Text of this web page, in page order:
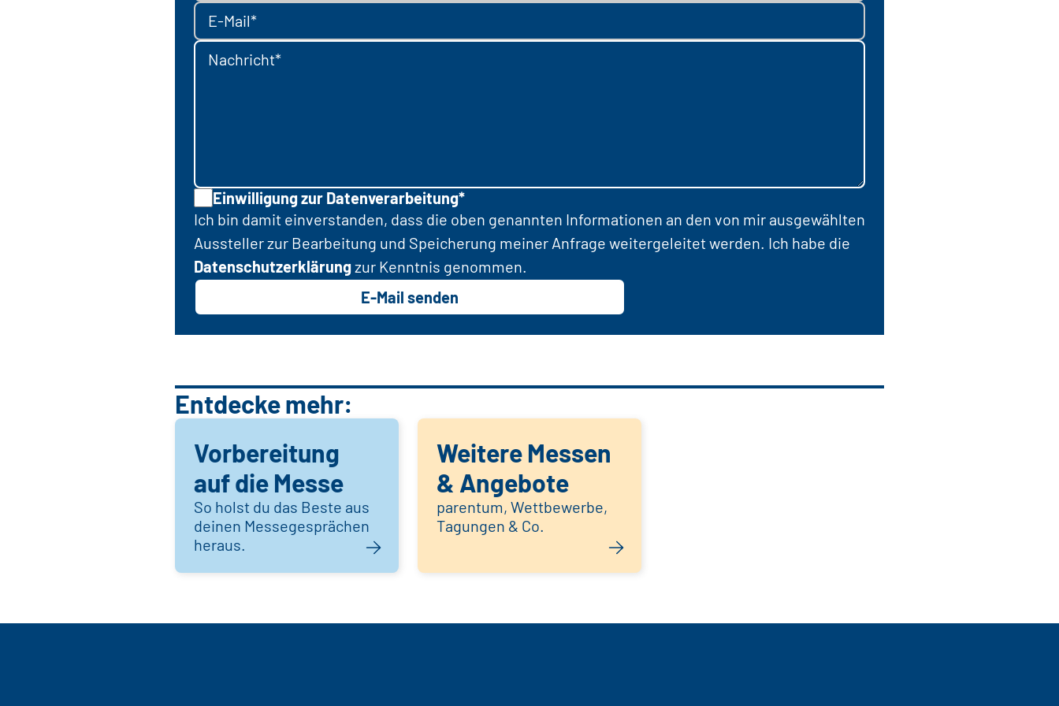
E-Mail*
Nachricht*
Einwilligung zur Datenverarbeitung*
Ich bin damit einverstanden, dass die oben genannten Informationen an den von mir ausgewählten
Aussteller zur Bearbeitung und Speicherung meiner Anfrage weitergeleitet werden. Ich habe die
Datenschutzerklärungzur Kenntnis genommen.
E-Mail senden
Entdecke mehr:
Vorbereitung
auf die Messe
So holst du das Beste aus
deinen Messegesprächen
heraus.
Weitere Messen
& Angebote
parentum, Wettbewerbe,
Tagungen & Co.